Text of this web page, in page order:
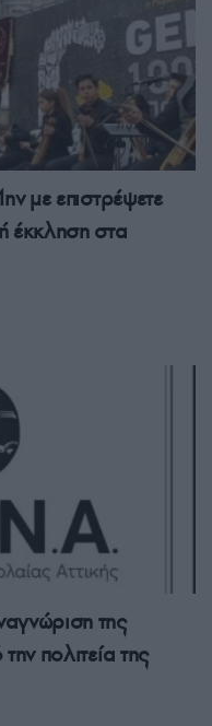
με επιστρέψετε
έκκληση στα
της
πολιτεία της